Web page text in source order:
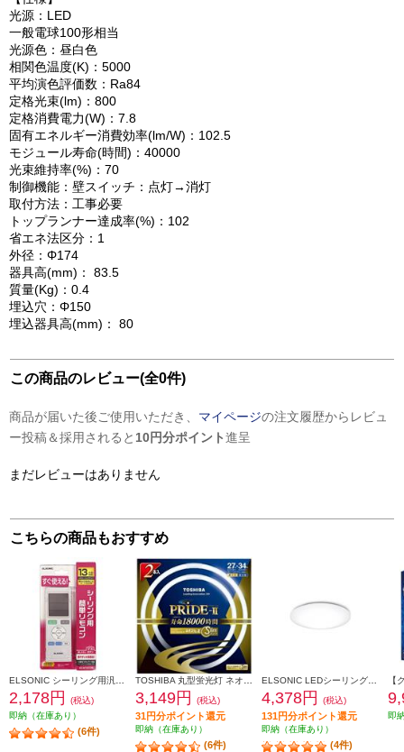
光源：LED
一般電球100形相当
光源色：昼白色
相関色温度(K)：5000
平均演色評価数：Ra84
定格光束(lm)：800
定格消費電力(W)：7.8
固有エネルギー消費効率(lm/W)：102.5
モジュール寿命(時間)：40000
光束維持率(%)：70
制御機能：壁スイッチ：点灯→消灯
取付方法：工事必要
トップランナー達成率(%)：102
省エネ法区分：1
外径：Φ174
器具高(mm)： 83.5
質量(Kg)：0.4
埋込穴：Φ150
埋込器具高(mm)： 80
この商品のレビュー(全0件)
商品が届いた後ご使用いただき、 マイページの注文履歴からレビュ
ー投稿＆採用されると 10円分ポイント進呈
まだレビューはありません
こちらの商品もおすすめ
2,178円
(税込)
即納（在庫あり）
(6件)
3,149円 (税込)
31円分ポイント還元
即納（在庫あり）
(6件)
4,378円 (税込)
131円分ポイント還元
即納（在庫あり）
(4件)
即